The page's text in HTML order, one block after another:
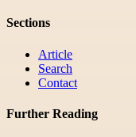
Sections
Article
Search
Contact
Further Reading